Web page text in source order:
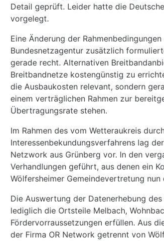
Detail geprüft. Leider hatte die
vorgelegt.
Eine Änderung der
Bundesnetzagentur zusätzlich
gerade recht. Alternativen
Breitbandnetze kostengünstig zu
die Ausbaukosten relevant, sondern
einem verträglichen Rahmen zur
Übertragungsrate stehen.
Im Rahmen des vom Wetteraukreis
Interessenbekundungsverfahrens lag
Netzwork aus Grünberg vor. In den
Verhandlungen geführt, aus denen ein
Wölfersheimer Gemeindevertretung nun
Die Auswertung der Datenerhebung
lediglich die Ortsteile Melbach,
Fördervorraussetzungen erfüllen. Aus
der Firma OR Network getrennt von